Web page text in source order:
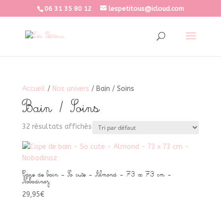
06 31 35 80 12 lespetitous@icloud.com
Accueil / Nos univers / Bain / Soins
Bain / Soins
32 résultats affichés
Cape de bain – So cute – Almond – 73 x 73 cm –
Nobodinoz
29,95€